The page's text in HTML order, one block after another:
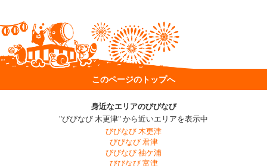
このページのトップへ
身近なエリアのびびなび
"びびなび 木更津" から近いエリアを表示中
びびなび 木更津
びびなび 君津
びびなび 袖ケ浦
びびなび 富津